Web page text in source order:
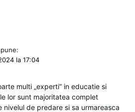
la 17:04
multi „experti” in educatie si
lor sunt majoritatea complet
nivelul de predare si sa urmareasca